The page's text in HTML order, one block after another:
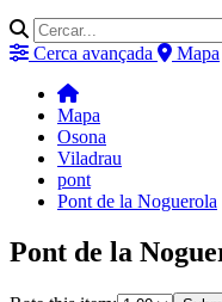
Cerca avançada Mapa
Mapa
Osona
Viladrau
pont
Pont de la Noguerola
Pont de la